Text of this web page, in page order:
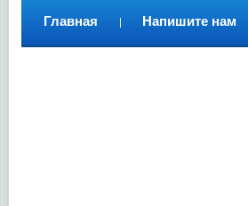
Главная Напишите нам